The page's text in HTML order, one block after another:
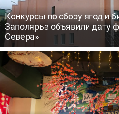
Конкурсы по сбору ягод и
Заполярье объявили дату
Севера»